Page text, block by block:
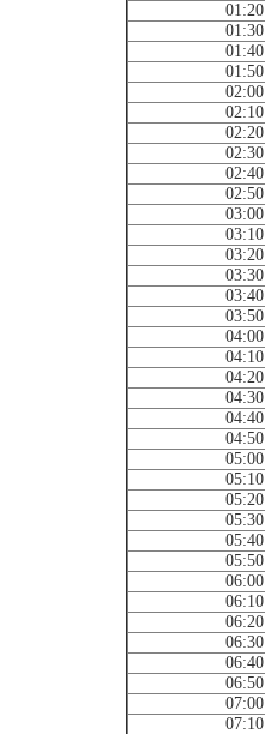
01:20
01:30
01:40
01:50
02:00
02:10
02:20
02:30
02:40
02:50
03:00
03:10
03:20
03:30
03:40
03:50
04:00
04:10
04:20
04:30
04:40
04:50
05:00
05:10
05:20
05:30
05:40
05:50
06:00
06:10
06:20
06:30
06:40
06:50
07:00
07:10